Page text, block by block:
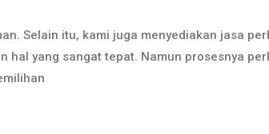
Selain itu, kami juga menyediakan jasa
hal yang sangat tepat. Namun prosesnya